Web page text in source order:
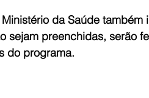
da Saúde também
sejam preenchidas, serão
do programa.